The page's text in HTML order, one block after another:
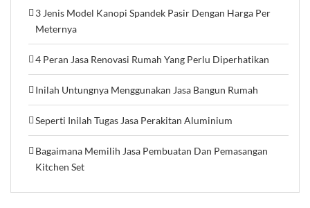
3 Jenis Model Kanopi Spandek Pasir Dengan Harga Per
Meternya
4 Peran Jasa Renovasi Rumah Yang Perlu Diperhatikan
Inilah Untungnya Menggunakan Jasa Bangun Rumah
Seperti Inilah Tugas Jasa Perakitan Aluminium
Bagaimana Memilih Jasa Pembuatan Dan Pemasangan
Kitchen Set